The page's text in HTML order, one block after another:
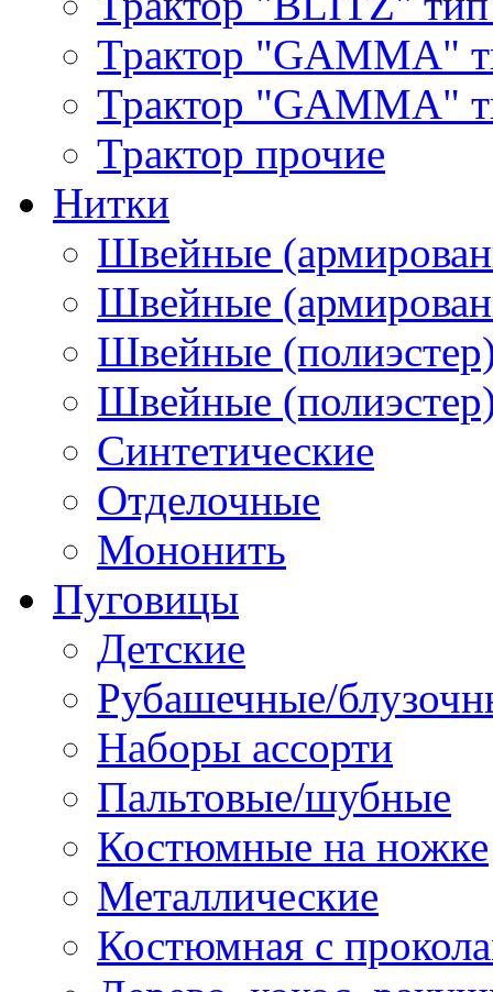
Трактор "GAMMA"
Трактор "GAMMA"
Трактор прочие
Нитки
Швейные
Швейные
Швейные
Швейные
Синтетические
Отделочные
Мононить
Пуговицы
Детские
Рубашечные/
Наборы ассорти
Пальтовые/шубные
Костюмные на ножке
Металлические
Костюмная с